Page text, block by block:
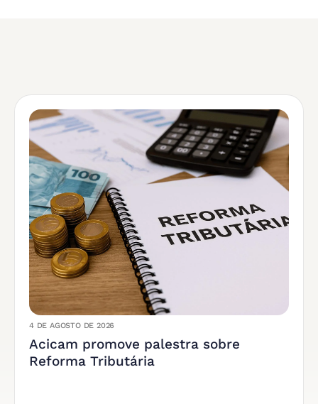
4 DE AGOSTO DE 2026
Acicam promove palestra sobre
Reforma Tributária